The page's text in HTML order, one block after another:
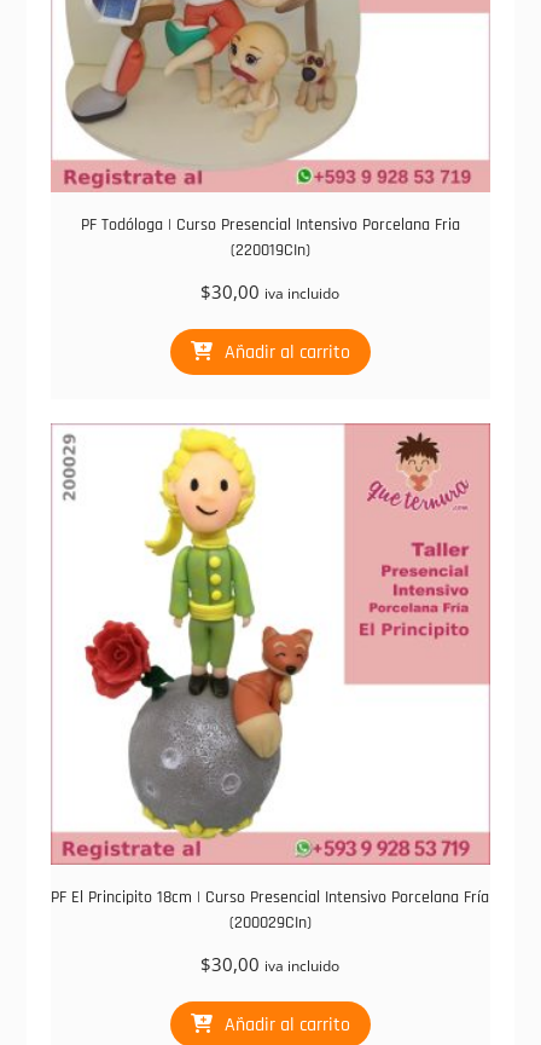
PF Todóloga | Curso Presencial Intensivo Porcelana Fria
(220019CIn)
$30,00 iva incluido
Añadir al carrito
PF El Principito 18cm | Curso Presencial Intensivo Porcelana Fría
(200029CIn)
$30,00 iva incluido
Añadir al carrito